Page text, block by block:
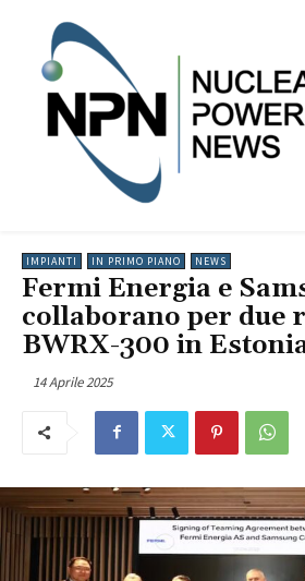
IMPIANTI IN PRIMO PIANO NEWS
Fermi Energia e
collaborano per due
BWRX-300 in
14 Aprile 2025